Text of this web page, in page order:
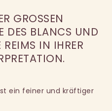
GROSSEN T
BLANCS UND D
IN IHRER B
G
ein feiner und kräftiger